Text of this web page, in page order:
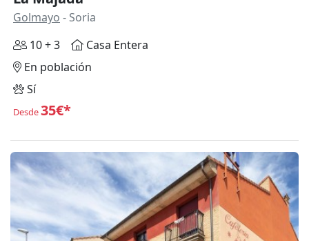
Golmayo - Soria
10 + 3
Casa Entera
En población
Sí
Desde35€*